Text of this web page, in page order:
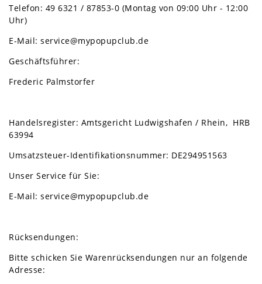
Telefon: 49 6321 / 87853-0 (Montag von 09:00 Uhr - 12:00
Uhr)
E-Mail: service@mypopupclub.de
Geschäftsführer:
Frederic Palmstorfer
Handelsregister: Amtsgericht Ludwigshafen / Rhein, HRB
63994
Umsatzsteuer-Identifikationsnummer: DE294951563
Unser Service für Sie:
E-Mail: service@mypopupclub.de
Rücksendungen:
Bitte schicken Sie Warenrücksendungen nur an folgende
Adresse: